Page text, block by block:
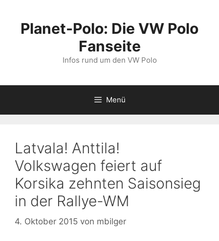
springenPlanet-Polo: Die VW Polo
Fanseite
Infos rund um den VW Polo
Menü
Latvala! Anttila!
Volkswagen feiert auf
Korsika zehnten Saisonsieg
in der Rallye-WM
4. Oktober 2015 von mbilger